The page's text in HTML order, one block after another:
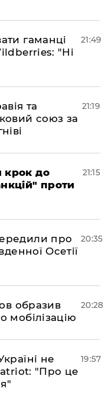
гаманці
"Ні
21:49
та
союз за
21:19
до
проти
21:15
про
Осетії
20:35
образив
мобілізацію
20:28
не
"Про це
19:57